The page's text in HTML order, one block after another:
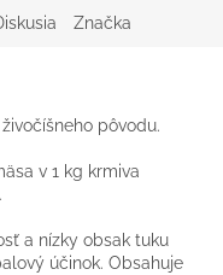
Značka
živočíšneho pôvodu.
v 1 kg krmiva
.
a nízky obsak tuku
účinok. Obsahuje